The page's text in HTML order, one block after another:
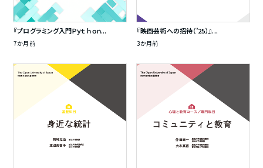
『プログラミング入門Ｐｙｔｈｏｎ...
7か月前
『映画芸術への招待（’25）』...
3か月前